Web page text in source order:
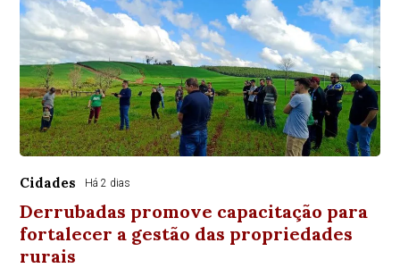
Cidades Há 2 dias
Derrubadas promove capacitação para
fortalecer a gestão das propriedades
rurais